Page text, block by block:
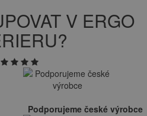
V ERGO
Podporujeme české výrobce